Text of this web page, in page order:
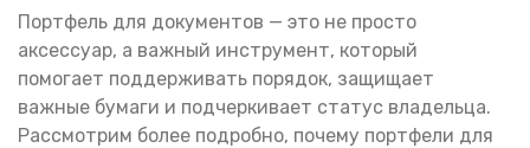
Портфель для документов — это не просто
аксессуар, а важный инструмент, который
помогает поддерживать порядок, защищает
важные бумаги и подчеркивает статус владельца.
Рассмотрим более подробно, почему портфели для